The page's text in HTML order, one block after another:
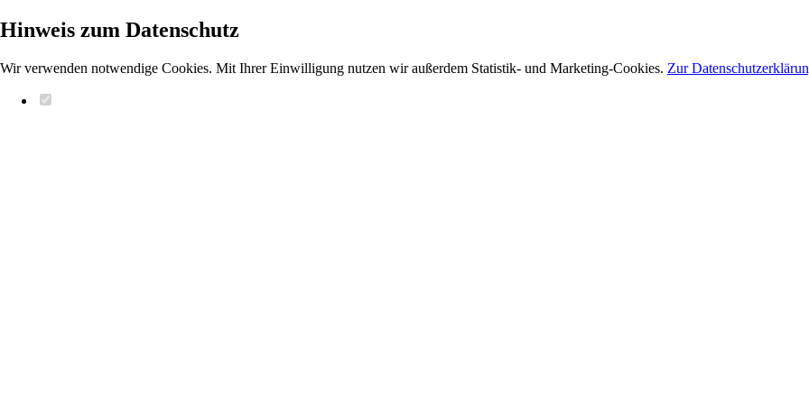
Hinweis zum Datenschutz
Wir verwenden notwendige Cookies. Mit Ihrer Einwilligung nutzen wir außerdem Statistik- und Marketing-Cookies. Zur